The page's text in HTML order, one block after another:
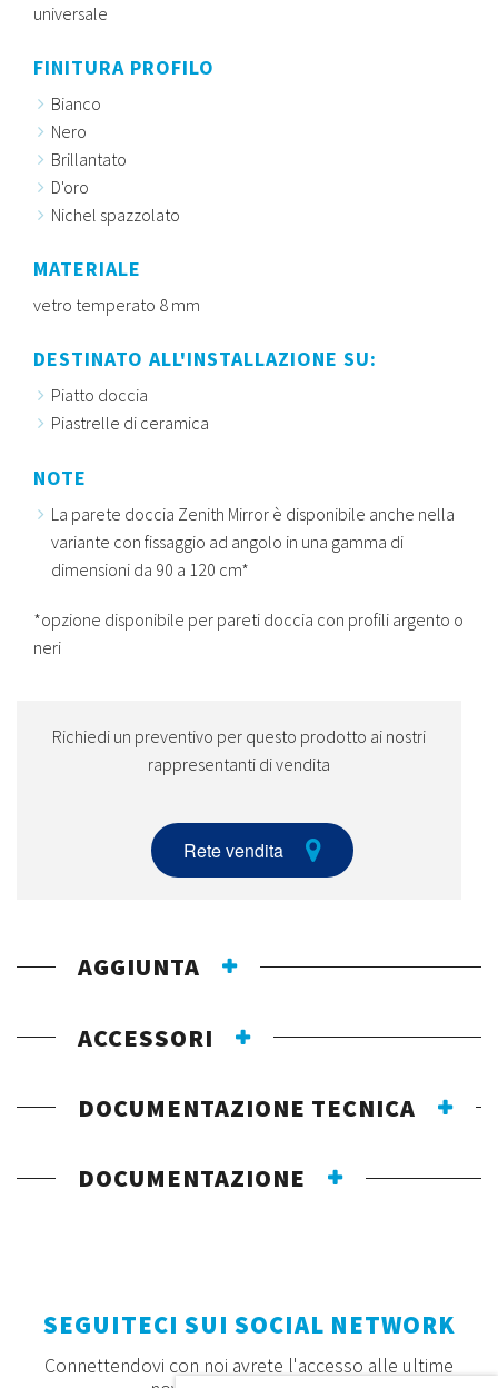
universale
FINITURA PROFILO
Bianco
Nero
Brillantato
D'oro
Nichel spazzolato
MATERIALE
vetro temperato 8 mm
DESTINATO ALL'INSTALLAZIONE SU:
Piatto doccia
Piastrelle di ceramica
NOTE
La parete doccia Zenith Mirror è disponibile anche nella
variante con fissaggio ad angolo in una gamma di
dimensioni da 90 a 120 cm*
*opzione disponibile per pareti doccia con profili argento o
neri
Richiedi un preventivo per questo prodotto ai nostri
rappresentanti di vendita
Rete vendita
AGGIUNTA
ACCESSORI
DOCUMENTAZIONE TECNICA
DOCUMENTAZIONE
SEGUITECI SUI SOCIAL NETWORK
Connettendovi con noi avrete l'accesso alle ultime